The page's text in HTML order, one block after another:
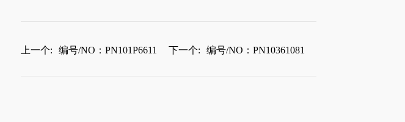
上一个: 编号/NO：PN101P6611 下一个: 编号/NO：PN10361081